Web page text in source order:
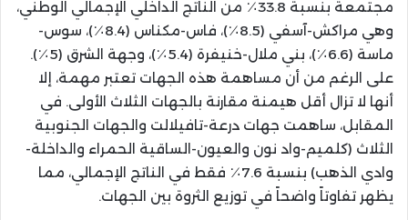
مجتمعة بنسبة 33.8٪ من الناتج الداخلي الإجمالي الوطني،
وهي مراكش-آسفي (8.5٪)، فاس-مكناس (8.4٪)، سوس-
ماسة (6.6٪)، بني ملال-خنيفرة (5.4٪)، وجهة الشرق (5٪).
على الرغم من أن مساهمة هذه الجهات تعتبر مهمة، إلا
أنها لا تزال أقل هيمنة مقارنة بالجهات الثلاث الأولى. في
المقابل، ساهمت جهات درعة-تافيلالت والجهات الجنوبية
الثلاث (كلميم-واد نون والعيون-الساقية الحمراء والداخلة-
وادي الذهب) بنسبة 7.6٪ فقط في الناتج الإجمالي، مما
يظهر تفاوتاً واضحاً في توزيع الثروة بين الجهات.